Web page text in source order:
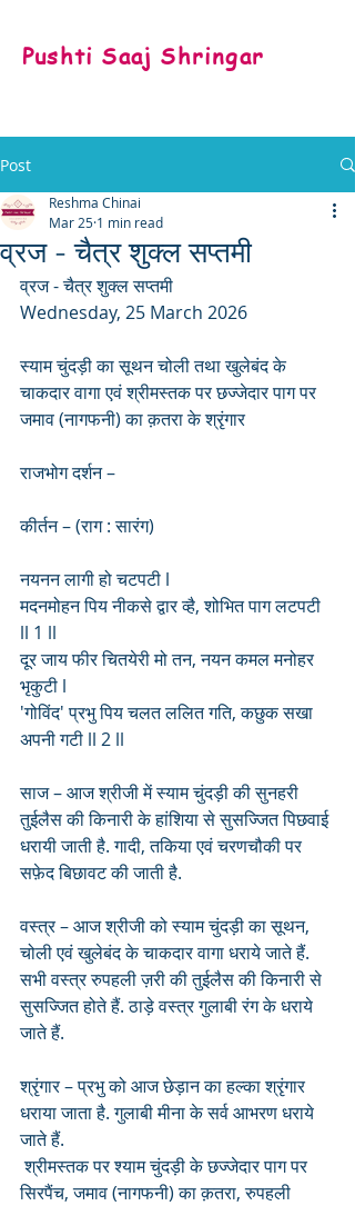
Pushti Saaj Shringar
Post
व्रज - चैत्र शुक्ल सप्तमी
Reshma Chinai
Mar 25 1 min read
व्रज - चैत्र शुक्ल सप्तमी
Wednesday, 25 March 2026
स्याम चुंदड़ी का सूथन चोली तथा खुलेबंद के
चाकदार वागा एवं श्रीमस्तक पर छज्जेदार पाग पर
जमाव (नागफनी) का क़तरा के श्रृंगार
राजभोग दर्शन –
कीर्तन – (राग : सारंग)
नयनन लागी हो चटपटी l
मदनमोहन पिय नीकसे द्वार व्है, शोभित पाग लटपटी
ll 1 ll
दूर जाय फीर चितयेरी मो तन, नयन कमल मनोहर
भृकुटी l
'गोविंद' प्रभु पिय चलत ललित गति, कछुक सखा
अपनी गटी ll 2 ll
साज – आज श्रीजी में स्याम चुंदड़ी की सुनहरी
तुईलैस की किनारी के हांशिया से सुसज्जित पिछवाई
धरायी जाती है. गादी, तकिया एवं चरणचौकी पर
सफ़ेद बिछावट की जाती है.
वस्त्र – आज श्रीजी को स्याम चुंदड़ी का सूथन,
चोली एवं खुलेबंद के चाकदार वागा धराये जाते हैं.
सभी वस्त्र रुपहली ज़री की तुईलैस की किनारी से
सुसज्जित होते हैं. ठाड़े वस्त्र गुलाबी रंग के धराये
जाते हैं.
श्रृंगार – प्रभु को आज छेड़ान का हल्का श्रृंगार
धराया जाता है. गुलाबी मीना के सर्व आभरण धराये
जाते हैं.
श्रीमस्तक पर श्याम चुंदड़ी के छज्जेदार पाग पर
सिरपैंच, जमाव (नागफनी) का क़तरा, रुपहली